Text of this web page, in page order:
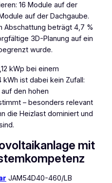
16 Module auf der
auf der Dachgaube.
Abschattung beträgt 4,7 %
3D-Planung auf ein
wurde.
kWp bei einem
ist dabei kein Zufall:
den hohen
– besonders relevant
die Heizlast dominiert und
mit
JAM54D40-460/LB